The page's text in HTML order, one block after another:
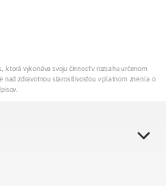
ktorá vykonáva svoju činnosť v rozsahu určenom
nad zdravotnou starostlivosťou v platnom znení a o